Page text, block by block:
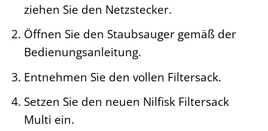
ziehen Sie den Netzstecker.
Öffnen Sie den Staubsauger gemäß der
Bedienungsanleitung.
Entnehmen Sie den vollen Filtersack.
Setzen Sie den neuen Nilfisk Filtersack
Multi ein.